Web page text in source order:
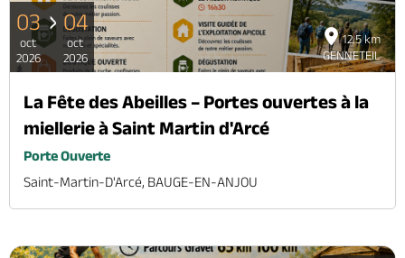
12.5 km
GENNETEIL
03
oct
2026
04
oct
2026
La Fête des Abeilles – Portes ouvertes à la
miellerie à Saint Martin d'Arcé
Porte Ouverte
Saint-Martin-D'Arcé, BAUGE-EN-ANJOU